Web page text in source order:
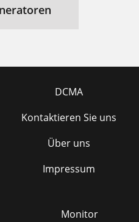
DCMA
Kontaktieren Sie uns
Über uns
Impressum
Monitor